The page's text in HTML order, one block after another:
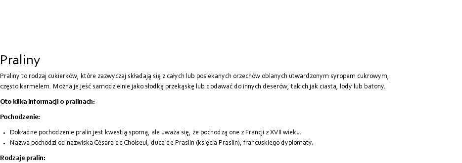
Praliny
Praliny to rodzaj cukierków, które zazwyczaj składają się z całych lub posiekanych orzechów oblanych utwardzonym syropem cukrowym,
często karmelem. Można je jeść samodzielnie jako słodką przekąskę lub dodawać do innych deserów, takich jak ciasta, lody lub batony.
Oto kilka informacji o pralinach:
Pochodzenie:
Dokładne pochodzenie pralin jest kwestią sporną, ale uważa się, że pochodzą one z Francji z XVII wieku.
Nazwa pochodzi od nazwiska Césara de Choiseul, duca de Praslin (księcia Praslin), francuskiego dyplomaty.
Rodzaje pralin: